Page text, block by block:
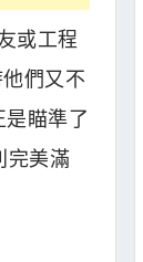
或工程
們又不
瞄準了
完美滿